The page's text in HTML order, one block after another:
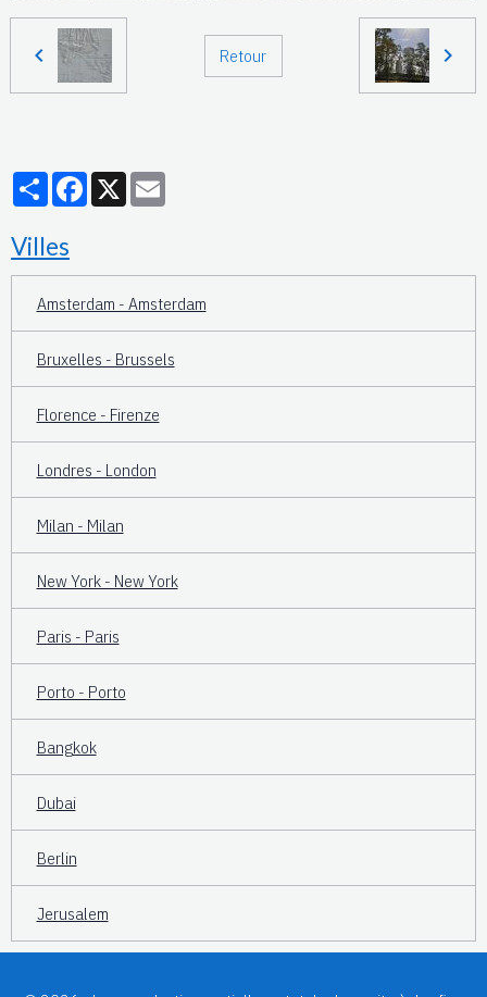
Retour
PartagerFacebook
X
Villes
Amsterdam - Amsterdam
Bruxelles - Brussels
Florence - Firenze
Londres - London
Milan - Milan
New York - New York
Paris - Paris
Porto - Porto
Bangkok
Dubai
Berlin
Jerusalem